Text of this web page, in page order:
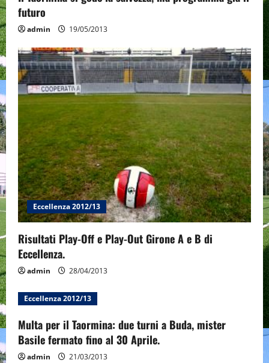
futuro
admin 19/05/2013
Eccellenza 2012/13
Risultati Play-Off e Play-Out Girone A e B di
Eccellenza.
admin 28/04/2013
Eccellenza 2012/13
Multa per il Taormina: due turni a Buda, mister
Basile fermato fino al 30 Aprile.
admin 21/03/2013